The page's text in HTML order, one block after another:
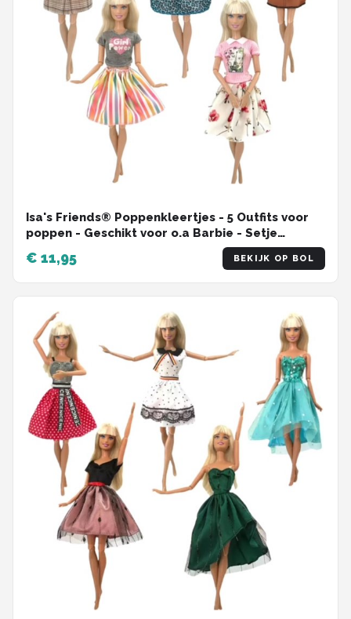
Isa's Friends® Poppenkleertjes - 5 Outfits voor
poppen - Geschikt voor o.a Barbie - Setje
€ 11,95 BEKIJK OP BOL